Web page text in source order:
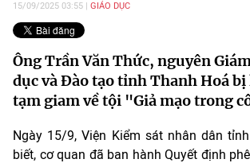
15/09/2025 03:55 GIÁO DỤC
Ông Trần Văn Thức, nguyên
dục và Đào tạo tỉnh Thanh Hoá
tạm giam về tội "Giả mạo trong
Ngày 15/9, Viện Kiểm sát nhân dân
biết, cơ quan đã ban hành Quyết định